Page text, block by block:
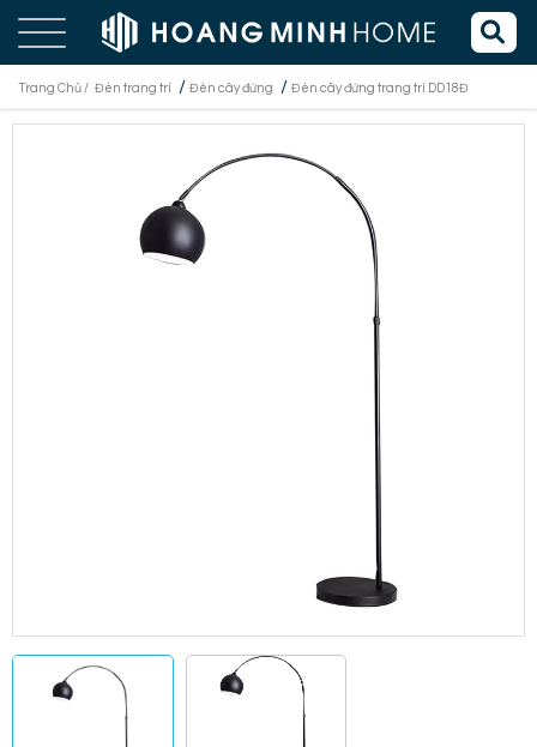
Trang Chủ / Đèn trang trí / Đèn cây đứng / Đèn cây đứng trang trí DD18Đ